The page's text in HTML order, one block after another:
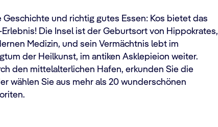
Geschichte und richtig gutes Essen: Kos bietet das
Die Insel ist der Geburtsort von Hippokrates,
Medizin, und sein Vermächtnis lebt im
der Heilkunst, im antiken Asklepieion weiter.
den mittelalterlichen Hafen, erkunden Sie die
wählen Sie aus mehr als 20 wunderschönen